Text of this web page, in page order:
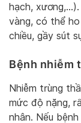
hạch,
vàng, có thể
chiều, gầy sút
Bệnh nhiễm
Nhiễm trùng
mức độ nặng,
nhân. Nếu